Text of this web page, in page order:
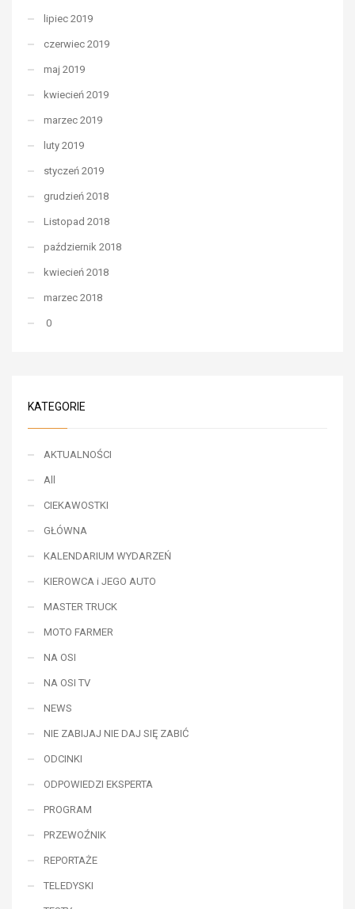
lipiec 2019
czerwiec 2019
maj 2019
kwiecień 2019
marzec 2019
luty 2019
styczeń 2019
grudzień 2018
Listopad 2018
październik 2018
kwiecień 2018
marzec 2018
0
KATEGORIE
AKTUALNOŚCI
All
CIEKAWOSTKI
GŁÓWNA
KALENDARIUM WYDARZEŃ
KIEROWCA i JEGO AUTO
MASTER TRUCK
MOTO FARMER
NA OSI
NA OSI TV
NEWS
NIE ZABIJAJ NIE DAJ SIĘ ZABIĆ
ODCINKI
ODPOWIEDZI EKSPERTA
PROGRAM
PRZEWOŹNIK
REPORTAŻE
TELEDYSKI